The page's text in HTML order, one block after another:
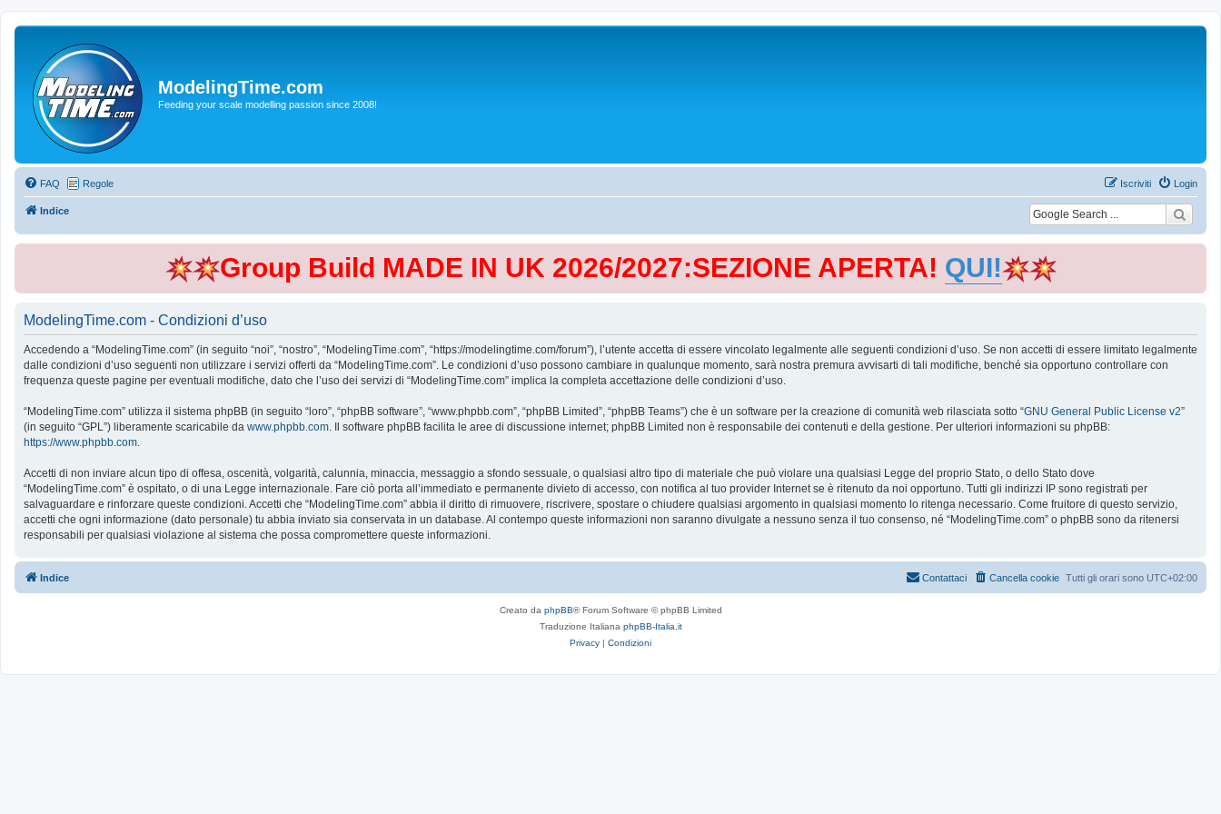
ModelingTime.com
Feeding your scale modelling passion since 2008!
FAQ Regole Login
Iscriviti
Indice
Group Build MADE IN UK 2026/2027:SEZIONE APERTA! QUI!
ModelingTime.com - Condizioni d’uso
Accedendo a “ModelingTime.com” (in seguito “noi”, “nostro”, “ModelingTime.com”, “https://modelingtime.com/forum”), l’utente accetta di essere vincolato legalmente alle seguenti condizioni d’uso. Se non accetti di essere limitato legalmente
dalle condizioni d’uso seguenti non utilizzare i servizi offerti da “ModelingTime.com”. Le condizioni d’uso possono cambiare in qualunque momento, sarà nostra premura avvisarti di tali modifiche, benché sia opportuno controllare con
frequenza queste pagine per eventuali modifiche, dato che l’uso dei servizi di “ModelingTime.com” implica la completa accettazione delle condizioni d’uso.
“ModelingTime.com” utilizza il sistema phpBB (in seguito “loro”, “phpBB software”, “www.phpbb.com”, “phpBB Limited”, “phpBB Teams”) che è un software per la creazione di comunità web rilasciata sotto “GNU General Public License v2”
(in seguito “GPL”) liberamente scaricabile da www.phpbb.com. Il software phpBB facilita le aree di discussione internet; phpBB Limited non è responsabile dei contenuti e della gestione. Per ulteriori informazioni su phpBB:
https://www.phpbb.com.
Accetti di non inviare alcun tipo di offesa, oscenità, volgarità, calunnia, minaccia, messaggio a sfondo sessuale, o qualsiasi altro tipo di materiale che può violare una qualsiasi Legge del proprio Stato, o dello Stato dove
“ModelingTime.com” è ospitato, o di una Legge internazionale. Fare ciò porta all’immediato e permanente divieto di accesso, con notifica al tuo provider Internet se è ritenuto da noi opportuno. Tutti gli indirizzi IP sono registrati per
salvaguardare e rinforzare queste condizioni. Accetti che “ModelingTime.com” abbia il diritto di rimuovere, riscrivere, spostare o chiudere qualsiasi argomento in qualsiasi momento lo ritenga necessario. Come fruitore di questo servizio,
accetti che ogni informazione (dato personale) tu abbia inviato sia conservata in un database. Al contempo queste informazioni non saranno divulgate a nessuno senza il tuo consenso, né “ModelingTime.com” o phpBB sono da ritenersi
responsabili per qualsiasi violazione al sistema che possa compromettere queste informazioni.
Indice Tutti gli orari sono UTC+02:00
Cancella cookie
Contattaci
Creato da phpBB® Forum Software © phpBB Limited
Traduzione Italiana phpBB-Italia.it
Privacy | Condizioni